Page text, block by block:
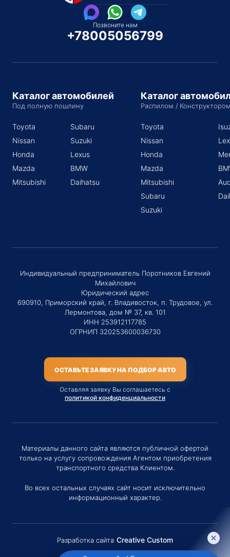
Позвоните нам
+78005056799
Каталог автомобилей
Под полную пошлину
Toyota
Nissan
Honda
Mazda
Mitsubishi
Subaru
Suzuki
Lexus
BMW
Daihatsu
Каталог
Распилом /
Toyota
Nissan
Honda
Mazda
Mitsubishi
Subaru
Suzuki
Индивидуальный предприниматель Поротников Евгений
Михайлович
Юридический адрес
690910, Приморский край, г. Владивосток, п. Трудовое, ул.
Лермонтова, дом № 37, кв. 101
ИНН 253912117785
ОГРНИП 320253600036730
ОСТАВЬТЕ ЗАЯВКУ НА ПОДБОР АВТО
Оставляя заявку Вы соглашаетесь с
политикой конфиденциальности
Материалы данного сайта являются публичной офертой
только на услугу сопровождения Агентом приобретения
транспортного средства Клиентом.
Во всех остальных случаях сайт носит исключительно
информационный характер.
Разработка сайта Creative Custom